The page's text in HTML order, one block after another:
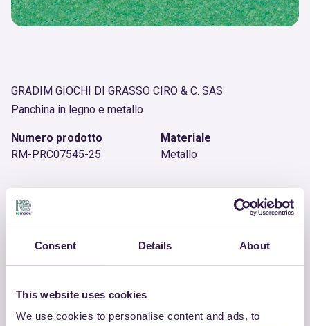
Consent Details About
This website uses cookies
We use cookies to personalise content and ads, to
GRADIM GIOCHI DI GRASSO CIRO & C. SAS
Panchina in legno e metallo
Numero prodotto
RM-PRC07545-25
Materiale
Metallo
ALTRI PRODOTTI
Guarda la lista completa dei prodotti
Guarda l’elenco